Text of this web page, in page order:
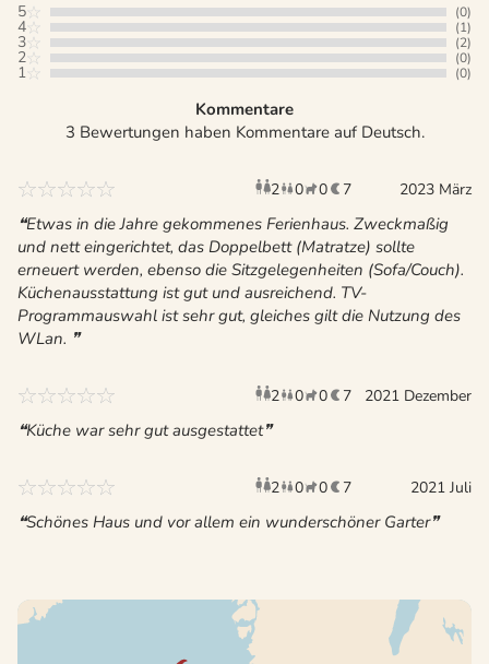
5 (0)
4 (1)
3 (2)
2 (0)
1 (0)
Kommentare
3 Bewertungen haben Kommentare auf Deutsch.
2 Erwachsene
0 Kinder
0 Haustiere
7 2023 März
Etwas in die Jahre gekommenes Ferienhaus. Zweckmaßig
und nett eingerichtet, das Doppelbett (Matratze) sollte
erneuert werden, ebenso die Sitzgelegenheiten (Sofa/Couch).
Küchenausstattung ist gut und ausreichend. TV-
Programmauswahl ist sehr gut, gleiches gilt die Nutzung des
WLan.
2 Erwachsene
0 Kinder
0 Haustiere
7 2021 Dezember
Küche war sehr gut ausgestattet
2 Erwachsene
0 Kinder
0 Haustiere
7 2021 Juli
Schönes Haus und vor allem ein wunderschöner Garter